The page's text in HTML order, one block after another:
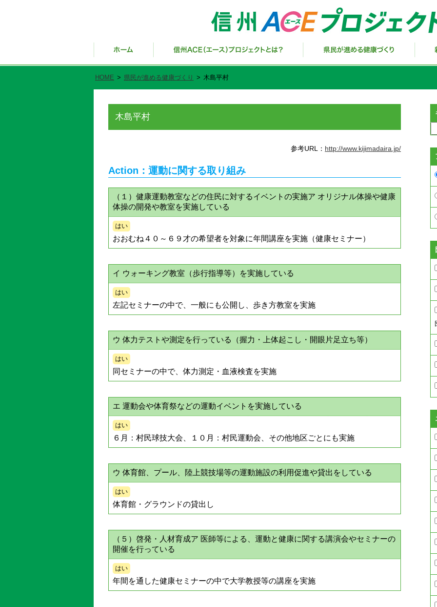
HOME > 県民が進める健康づくり > 木島平村
木島平村
参考URL： http://www.kijimadaira.jp/
Action：運動に関する取り組み
（１）健康運動教室などの住民に対するイベントの実施ア オリジナル体操や健康
体操の開発や教室を実施している
はい
おおむね４０～６９才の希望者を対象に年間講座を実施（健康セミナー）
イ ウォーキング教室（歩行指導等）を実施している
はい
左記セミナーの中で、一般にも公開し、歩き方教室を実施
ウ 体力テストや測定を行っている（握力・上体起こし・開眼片足立ち等）
はい
同セミナーの中で、体力測定・血液検査を実施
エ 運動会や体育祭などの運動イベントを実施している
はい
６月：村民球技大会、１０月：村民運動会、その他地区ごとにも実施
ウ 体育館、プール、陸上競技場等の運動施設の利用促進や貸出をしている
はい
体育館・グラウンドの貸出し
（５）啓発・人材育成ア 医師等による、運動と健康に関する講演会やセミナーの
開催を行っている
はい
年間を通した健康セミナーの中で大学教授等の講座を実施